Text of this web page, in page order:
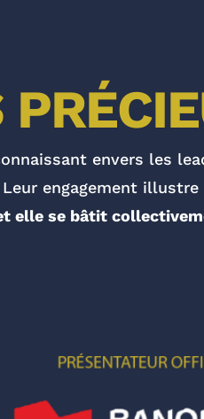
envers les
engagement
elle se bâtit